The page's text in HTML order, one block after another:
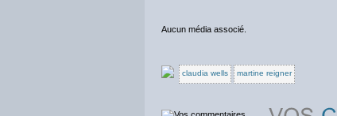
Aucun média associé.
claudia wells martine reigner